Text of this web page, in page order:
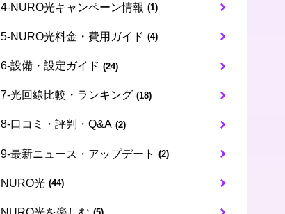
4-NURO光キャンペーン情報 (1)
5-NURO光料金・費用ガイド (4)
6-設備・設定ガイド (24)
7-光回線比較・ランキング (18)
8-口コミ・評判・Q&A (2)
9-最新ニュース・アップデート (2)
NURO光 (44)